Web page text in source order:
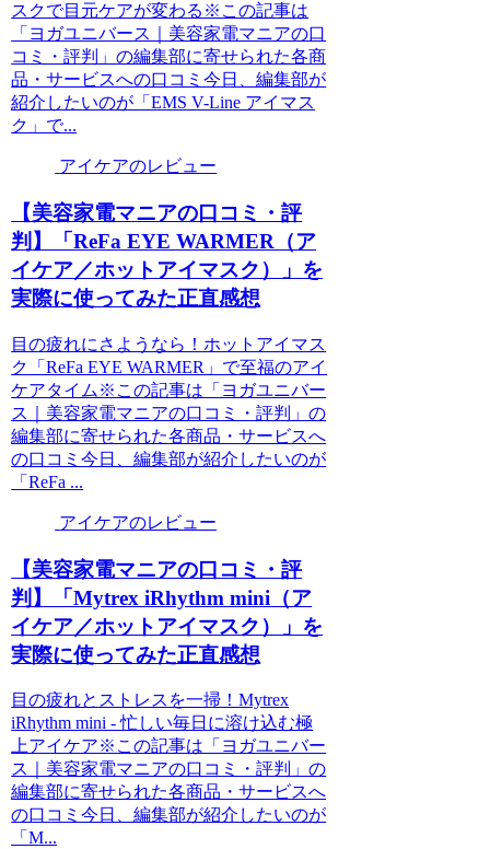
スクで目元ケアが変わる※この記事は
「ヨガユニバース｜美容家電マニアの口
コミ・評判」の編集部に寄せられた各商
品・サービスへの口コミ今日、編集部が
紹介したいのが「EMS V-Line アイマス
ク」で...
アイケアのレビュー
【美容家電マニアの口コミ・評
判】「ReFa EYE WARMER（ア
イケア／ホットアイマスク）」を
実際に使ってみた正直感想
目の疲れにさようなら！ホットアイマス
ク「ReFa EYE WARMER」で至福のアイ
ケアタイム※この記事は「ヨガユニバー
ス｜美容家電マニアの口コミ・評判」の
編集部に寄せられた各商品・サービスへ
の口コミ今日、編集部が紹介したいのが
「ReFa ...
アイケアのレビュー
【美容家電マニアの口コミ・評
判】「Mytrex iRhythm mini（ア
イケア／ホットアイマスク）」を
実際に使ってみた正直感想
目の疲れとストレスを一掃！Mytrex
iRhythm mini - 忙しい毎日に溶け込む極
上アイケア※この記事は「ヨガユニバー
ス｜美容家電マニアの口コミ・評判」の
編集部に寄せられた各商品・サービスへ
の口コミ今日、編集部が紹介したいのが
「M...